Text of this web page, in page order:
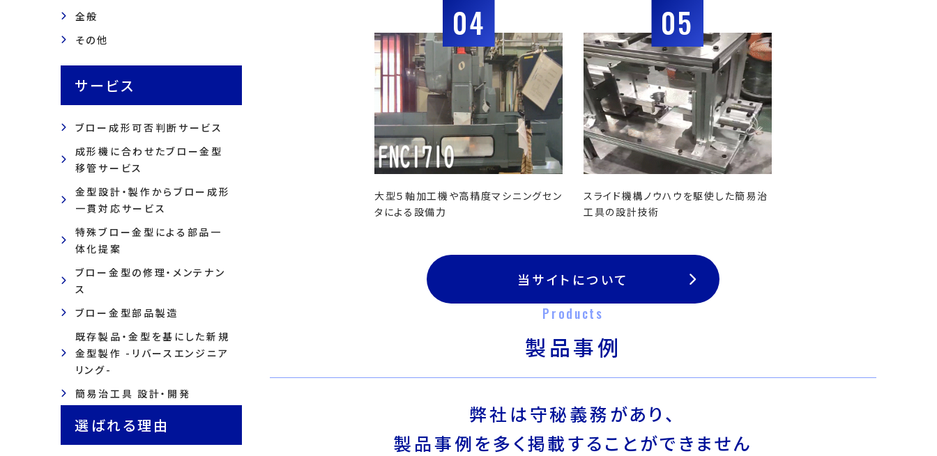
全般
その他
サービス
ブロー成形可否判断サービス
成形機に合わせたブロー金型
移管サービス
金型設計・製作からブロー成形
一貫対応サービス
特殊ブロー金型による部品一
体化提案
ブロー金型の修理・メンテナン
ス
ブロー金型部品製造
既存製品・金型を基にした新規
金型製作 -リバースエンジニア
リング-
簡易治工具 設計・開発
選ばれる理由
04
大型５軸加工機や高精度マシニングセン
タによる設備力
05
スライド機構ノウハウを駆使した簡易治
工具の設計技術
当サイトについて
Products
製品事例
弊社は守秘義務があり、
製品事例を多く掲載することができません